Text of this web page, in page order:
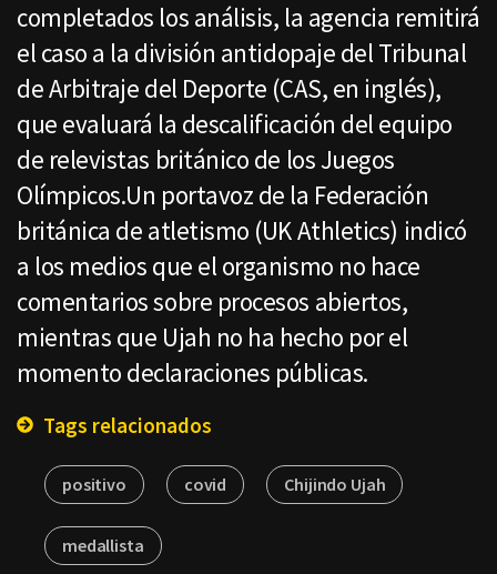
completados los análisis, la agencia remitirá
el caso a la división antidopaje del Tribunal
de Arbitraje del Deporte (CAS, en inglés),
que evaluará la descalificación del equipo
de relevistas británico de los Juegos
Olímpicos.Un portavoz de la Federación
británica de atletismo (UK Athletics) indicó
a los medios que el organismo no hace
comentarios sobre procesos abiertos,
mientras que Ujah no ha hecho por el
momento declaraciones públicas.
Tags relacionados
positivo covid Chijindo Ujah
medallista